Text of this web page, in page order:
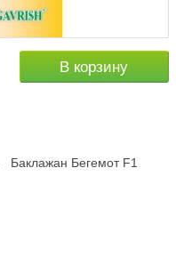
В корзину
Баклажан Бегемот F1